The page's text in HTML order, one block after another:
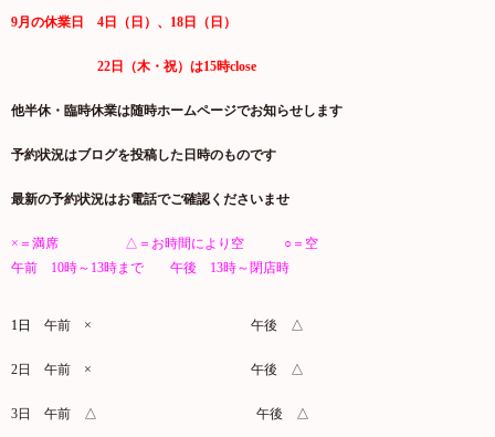
9月の休業日 4日（日）、18日（日）
22日（木・祝）は15時close
他半休・臨時休業は随時ホームページでお知らせします
予約状況はブログを投稿した日時のものです
最新の予約状況はお電話でご確認くださいませ
×＝満席 △＝お時間により空 ○＝空
午前 10時～13時まで 午後 13時～閉店時
1日 午前 × 午後 △
2日 午前 × 午後 △
3日 午前 △ 午後 △